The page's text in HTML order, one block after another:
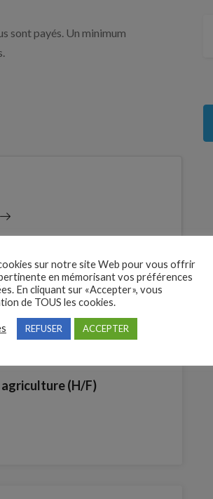
sont payés. Un minimum
(H/F)
sur notre site Web pour vous offrir
en mémorisant vos préférences
En cliquant sur «Accepter», vous
de TOUS les cookies.
REFUSER ACCEPTER